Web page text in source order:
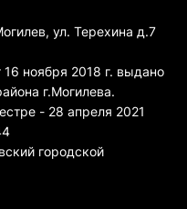
ул. Терехина д.7
16 ноября 2018 г. выдано
г.Могилева.
- 28 апреля 2021
городской